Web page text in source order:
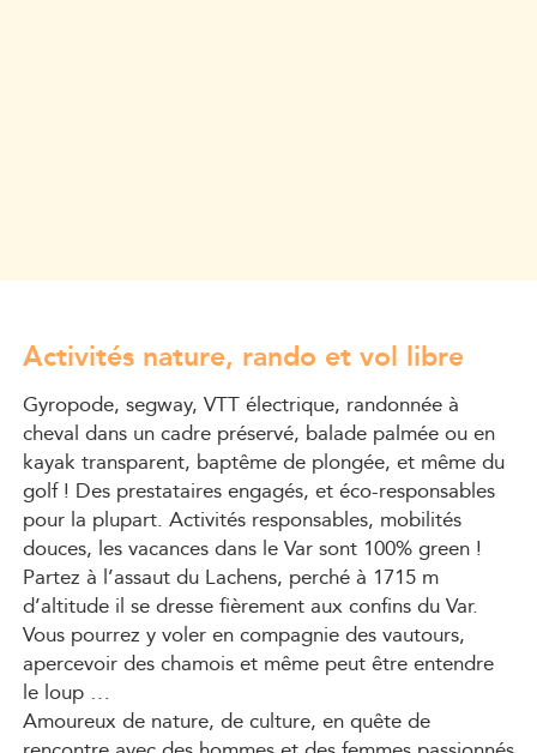
Activités nature, rando et vol libre
Gyropode, segway, VTT électrique, randonnée à
cheval dans un cadre préservé, balade palmée ou en
kayak transparent, baptême de plongée, et même du
golf ! Des prestataires engagés, et éco-responsables
pour la plupart. Activités responsables, mobilités
douces, les vacances dans le Var sont 100% green !
Partez à l’assaut du Lachens, perché à 1715 m
d’altitude il se dresse fièrement aux confins du Var.
Vous pourrez y voler en compagnie des vautours,
apercevoir des chamois et même peut être entendre
le loup …
Amoureux de nature, de culture, en quête de